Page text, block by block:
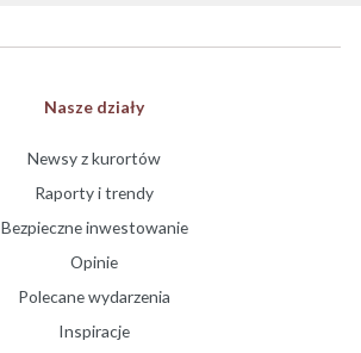
Nasze działy
Newsy z kurortów
Raporty i trendy
Bezpieczne inwestowanie
Opinie
Polecane wydarzenia
Inspiracje